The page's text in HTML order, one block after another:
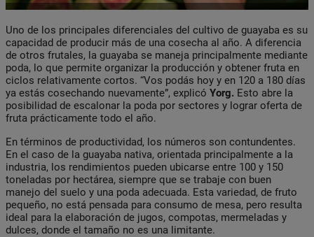
Uno de los principales diferenciales del cultivo de guayaba es su
capacidad de producir más de una cosecha al año. A diferencia
de otros frutales, la guayaba se maneja principalmente mediante
poda, lo que permite organizar la producción y obtener fruta en
ciclos relativamente cortos. “Vos podás hoy y en 120 a 180 días
ya estás cosechando nuevamente”, explicó Yorg. Esto abre la
posibilidad de escalonar la poda por sectores y lograr oferta de
fruta prácticamente todo el año.
En términos de productividad, los números son contundentes.
En el caso de la guayaba nativa, orientada principalmente a la
industria, los rendimientos pueden ubicarse entre 100 y 150
toneladas por hectárea, siempre que se trabaje con buen
manejo del suelo y una poda adecuada. Esta variedad, de fruto
pequeño, no está pensada para consumo de mesa, pero resulta
ideal para la elaboración de jugos, compotas, mermeladas y
dulces, donde el tamaño no es una limitante.